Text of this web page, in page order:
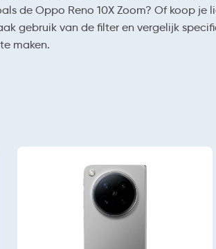
de Oppo Reno 10X Zoom? Of koop
gebruik van de filter en vergelijk
maken.